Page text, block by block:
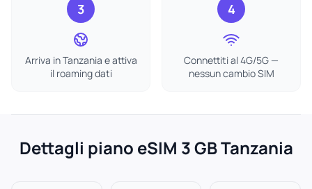
3
Arriva in Tanzania e attiva
il roaming dati
4
Connettiti al 4G/5G —
nessun cambio SIM
Dettagli piano eSIM 3 GB Tanzania